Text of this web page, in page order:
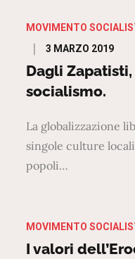
MOVIMENTO
Posted
on
3 MARZO 2019
Dagli
socialismo.
La globalizzazione
singole culture
popoli…
MOVIMENTO
I valori